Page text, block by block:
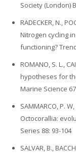
Society (London)
RÄDECKER, N.,
Nitrogen cycling
functioning?
ROMANO, S. L.,
hypotheses for
Marine Science
SAMMARCO, P.
Octocorallia:
Series 88: 93-104
SALVAR, B.,